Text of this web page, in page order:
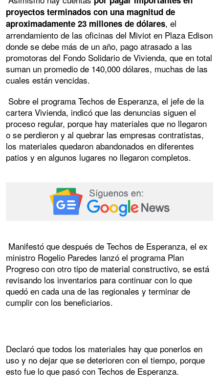
proyectos terminados con una magnitud de
aproximadamente 23 millones de dólares, el
arrendamiento de las oficinas del Miviot en Plaza Edison
donde se debe más de un año, pago atrasado a las
promotoras del Fondo Solidario de Vivienda, que en total
suman un promedio de 140,000 dólares, muchas de las
cuales están vencidas.
Sobre el programa Techos de Esperanza, el jefe de la
cartera Vivienda, indicó que las denuncias siguen el
proceso regular, porque hay materiales que no llegaron
o se perdieron y al quebrar las empresas contratistas,
los materiales quedaron abandonados en diferentes
patios y en algunos lugares no llegaron completos.
Manifestó que después de Techos de Esperanza, el ex
ministro Rogelio Paredes lanzó el programa Plan
Progreso con otro tipo de material constructivo, se está
revisando los inventarios para continuar con lo que
quedó en cada una de las regionales y terminar de
cumplir con los beneficiarios.
Declaró que todos los materiales hay que ponerlos en
uso y no dejar que se deterioren con el tiempo, porque
esto fue lo que pasó con Techos de Esperanza.